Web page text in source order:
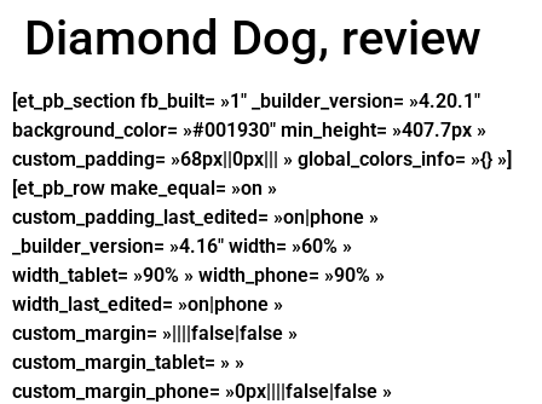
Diamond Dog, review
[et_pb_section fb_built= »1″ _builder_version= »4.20.1″
background_color= »#001930″ min_height= »407.7px »
custom_padding= »68px||0px||| » global_colors_info= »{} »]
[et_pb_row make_equal= »on »
custom_padding_last_edited= »on|phone »
_builder_version= »4.16″ width= »60% »
width_tablet= »90% » width_phone= »90% »
width_last_edited= »on|phone »
custom_margin= »||||false|false »
custom_margin_tablet= » »
custom_margin_phone= »0px||||false|false »